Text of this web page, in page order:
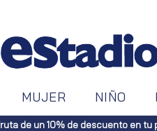
MUJER NIÑO
de un 10% de descuento en tu